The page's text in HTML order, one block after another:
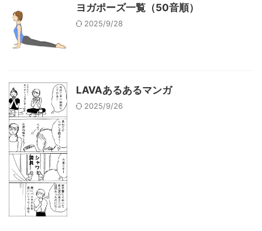
ヨガポーズ一覧（50音順）
2025/9/28
LAVAあるあるマンガ
2025/9/26